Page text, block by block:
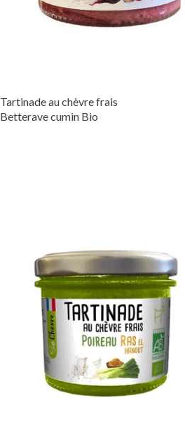
Tartinade au chèvre frais
Betterave cumin Bio